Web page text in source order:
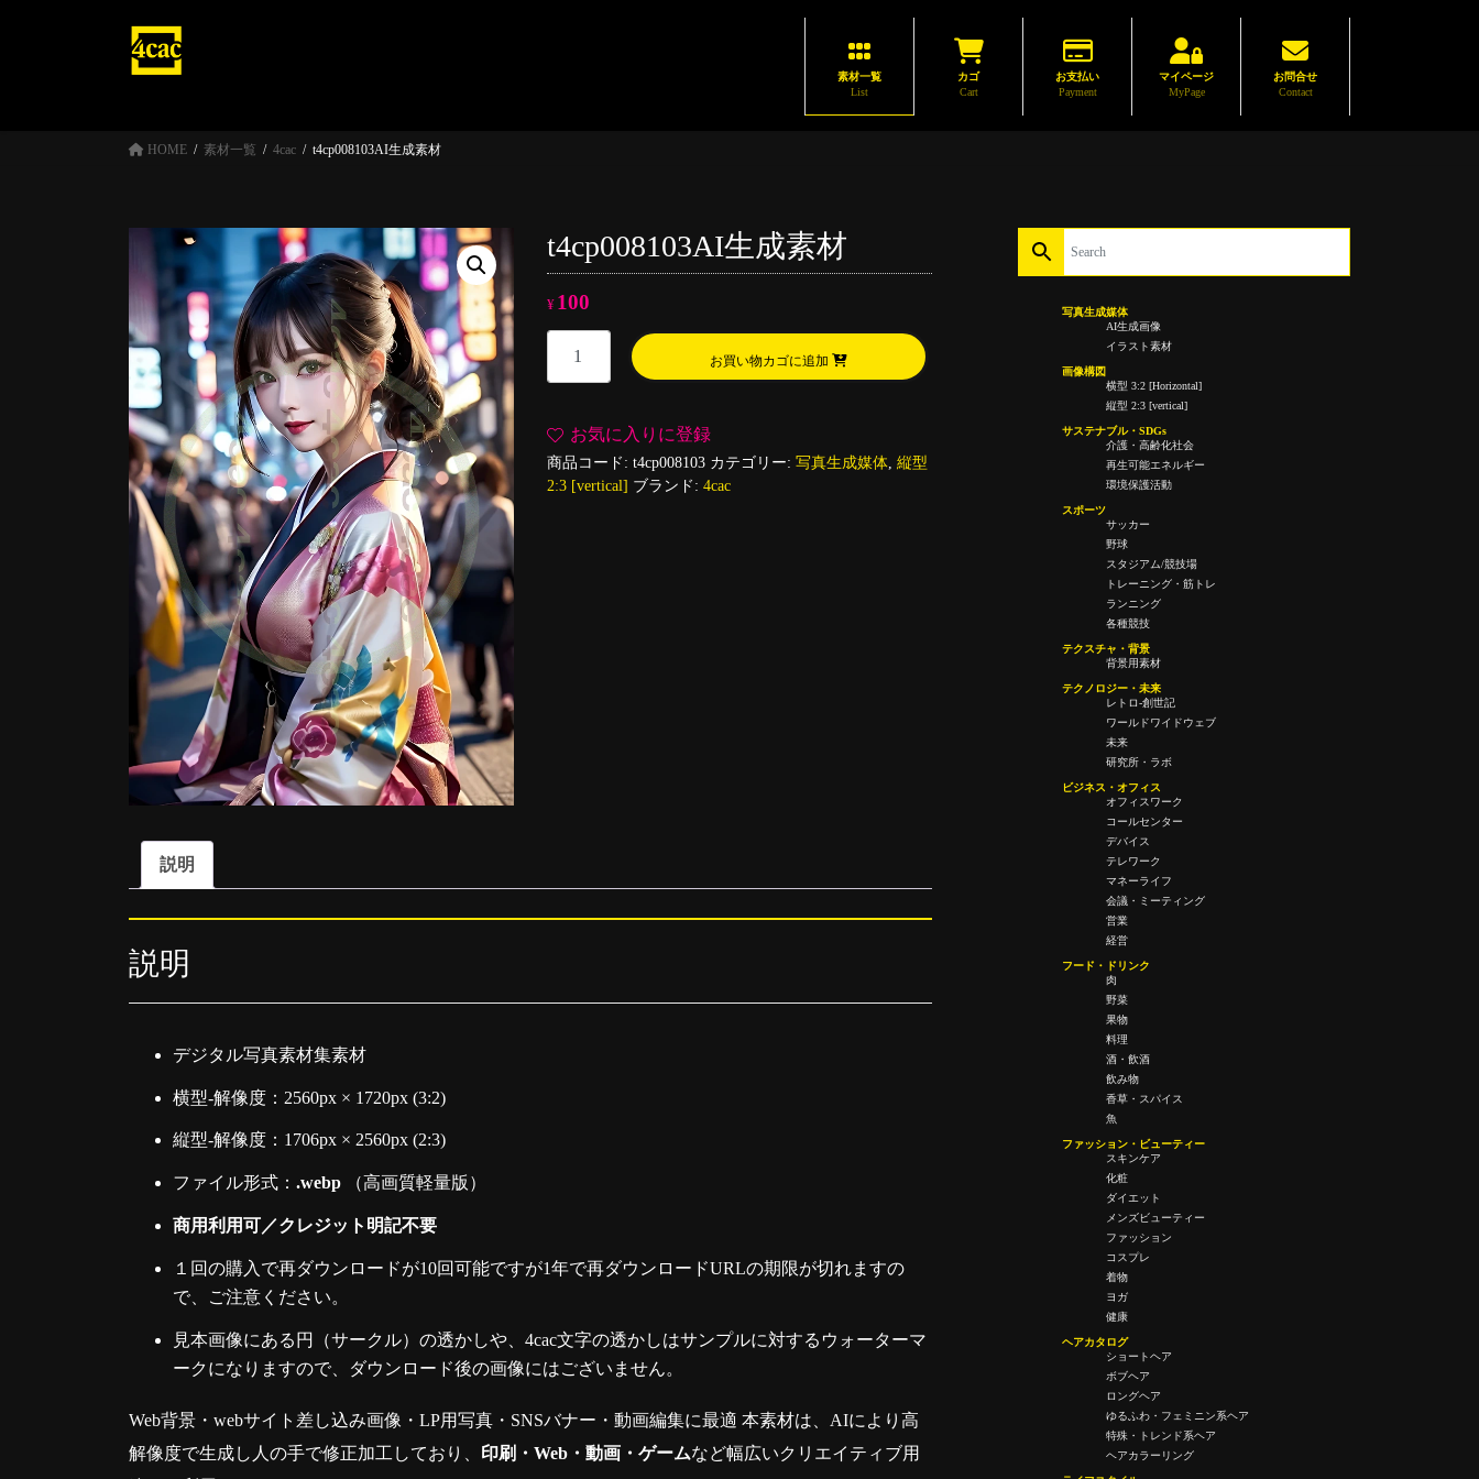
素材一覧
List
カゴ
Cart
お支払い
Payment
マイページ
MyPage
お問合せ
Contact
HOME 素材一覧 4cac t4cp008103AI生成素材
t4cp008103AI生成素材
¥ 100
t4cp008103AI
材
個
お買い物カゴに追加
お気に入りに登録
商品コード: t4cp008103 カテゴリー: 写真生成媒体, 縦型
2:3 [vertical] ブランド: 4cac
説明
説明
デジタル写真素材集素材
横型-解像度：2560px × 1720px (3:2)
縦型-解像度：1706px × 2560px (2:3)
ファイル形式： .webp （高画質軽量版）
商用利用可／クレジット明記不要
１回の購入で再ダウンロードが10回可能ですが1年で再ダウンロードURLの期限が切れますの
で、ご注意ください。
見本画像にある円（サークル）の透かしや、4cac文字の透かしはサンプルに対するウォーターマ
ークになりますので、ダウンロード後の画像にはございません。
Web背景・webサイト差し込み画像・LP用写真・SNSバナー・動画編集に最適 本素材は、AIにより高
解像度で生成し人の手で修正加工しており、 印刷・Web・動画・ゲームなど幅広いクリエイティブ用
写真生成媒体
AI生成画像
イラスト素材
画像構図
横型 3:2 [Horizontal]
縦型 2:3 [vertical]
サステナブル・SDGs
介護・高齢化社会
再生可能エネルギー
環境保護活動
スポーツ
サッカー
野球
スタジアム/競技場
トレーニング・筋トレ
ランニング
各種競技
テクスチャ・背景
背景用素材
テクノロジー・未来
レトロ-創世記
ワールドワイドウェブ
未来
研究所・ラボ
ビジネス・オフィス
オフィスワーク
コールセンター
デバイス
テレワーク
マネーライフ
会議・ミーティング
営業
経営
フード・ドリンク
肉
野菜
果物
料理
酒・飲酒
飲み物
香草・スパイス
魚
ファッション・ビューティー
スキンケア
化粧
ダイエット
メンズビューティー
ファッション
コスプレ
着物
ヨガ
健康
ヘアカタログ
ショートヘア
ボブヘア
ロングヘア
ゆるふわ・フェミニン系ヘア
特殊・トレンド系ヘア
ヘアカラーリング